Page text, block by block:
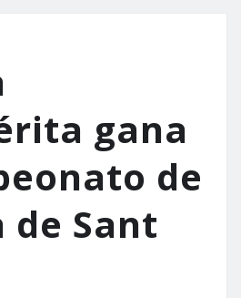
gana
de
de Sant